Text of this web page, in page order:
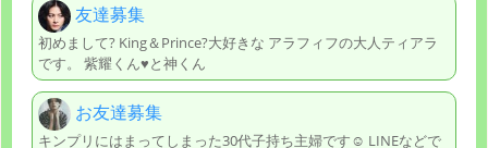
友達募集
初めまして? King＆Prince?大好きな アラフィフの大人ティアラ
です。 紫耀くん♥️と神くん
お友達募集
キンプリにはまってしまった30代子持ち主婦です☺ LINEなどで